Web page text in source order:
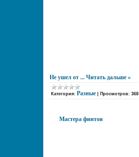
Не ушел от ... Читать дальше »
Категория: Разные Просмотров: 368
Мастера финтов